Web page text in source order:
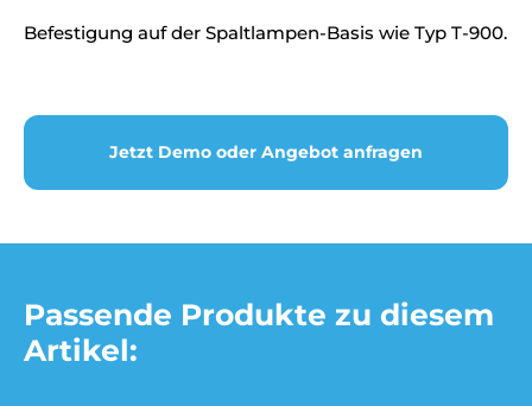
Befestigung auf der Spaltlampen-Basis wie Typ T-900.
Jetzt Demo oder Angebot anfragen
Passende Produkte zu diesem
Artikel: